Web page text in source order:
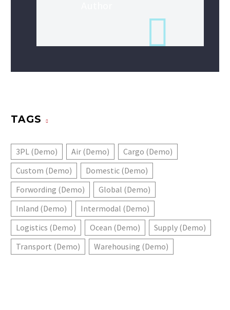
TAGS
3PL (Demo) Air (Demo)
Cargo (Demo)
Custom (Demo)
Domestic (Demo)
Forwording (Demo)
Global (Demo)
Inland (Demo)
Intermodal (Demo)
Logistics (Demo)
Ocean (Demo)
Supply (Demo)
Transport (Demo)
Warehousing (Demo)